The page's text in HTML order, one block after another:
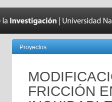
Proyectos
FRICCIÓN